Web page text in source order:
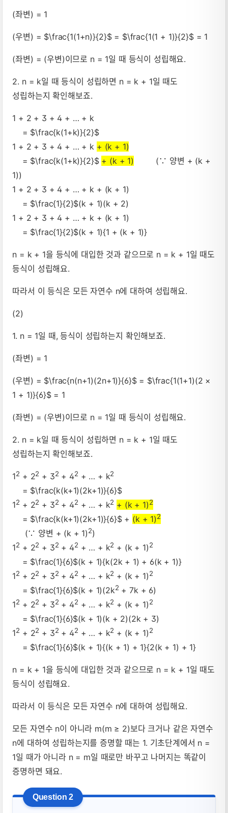
(좌변) = 1
(우변) = $\frac{1(1+n)}{2}$ = $\frac{1(1 + 1)}{2}$ = 1
(좌변) = (우변)이므로 n = 1일 때 등식이 성립해요.
2. n = k일 때 등식이 성립하면 n = k + 1일 때도
성립하는지 확인해보죠.
1 + 2 + 3 + 4 + … + k
= $\frac{k(1+k)}{2}$
1 + 2 + 3 + 4 + … + k + (k + 1)
= $\frac{k(1+k)}{2}$ + (k + 1) (∵ 양변 + (k +
1))
1 + 2 + 3 + 4 + … + k + (k + 1)
= $\frac{1}{2}$(k + 1)(k + 2)
1 + 2 + 3 + 4 + … + k + (k + 1)
= $\frac{1}{2}$(k + 1){1 + (k + 1)}
n = k + 1을 등식에 대입한 것과 같으므로 n = k + 1일 때도
등식이 성립해요.
따라서 이 등식은 모든 자연수 n에 대하여 성립해요.
(2)
1. n = 1일 때, 등식이 성립하는지 확인해보죠.
(좌변) = 1
(우변) = $\frac{n(n+1)(2n+1)}{6}$ = $\frac{1(1+1)(2 ×
1 + 1)}{6}$ = 1
(좌변) = (우변)이므로 n = 1일 때 등식이 성립해요.
2. n = k일 때 등식이 성립하면 n = k + 1일 때도
성립하는지 확인해보죠.
12 + 22 + 32 + 42 + … + k2
= $\frac{k(k+1)(2k+1)}{6}$
12 + 22 + 32 + 42 + … + k2 + (k + 1)2
= $\frac{k(k+1)(2k+1)}{6}$ + (k + 1)2
(∵ 양변 + (k + 1)2)
12 + 22 + 32 + 42 + … + k2 + (k + 1)2
= $\frac{1}{6}$(k + 1){k(2k + 1) + 6(k + 1)}
12 + 22 + 32 + 42 + … + k2 + (k + 1)2
= $\frac{1}{6}$(k + 1)(2k2 + 7k + 6)
12 + 22 + 32 + 42 + … + k2 + (k + 1)2
= $\frac{1}{6}$(k + 1)(k + 2)(2k + 3)
12 + 22 + 32 + 42 + … + k2 + (k + 1)2
= $\frac{1}{6}$(k + 1){(k + 1) + 1}{2(k + 1) + 1}
n = k + 1을 등식에 대입한 것과 같으므로 n = k + 1일 때도
등식이 성립해요.
따라서 이 등식은 모든 자연수 n에 대하여 성립해요.
모든 자연수 n이 아니라 m(m ≥ 2)보다 크거나 같은 자연수
n에 대하여 성립하는지를 증명할 때는 1. 기초단계에서 n =
1일 때가 아니라 n = m일 때로만 바꾸고 나머지는 똑같이
증명하면 돼요.